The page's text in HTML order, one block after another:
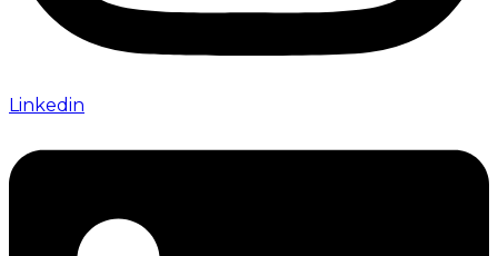
Linkedin